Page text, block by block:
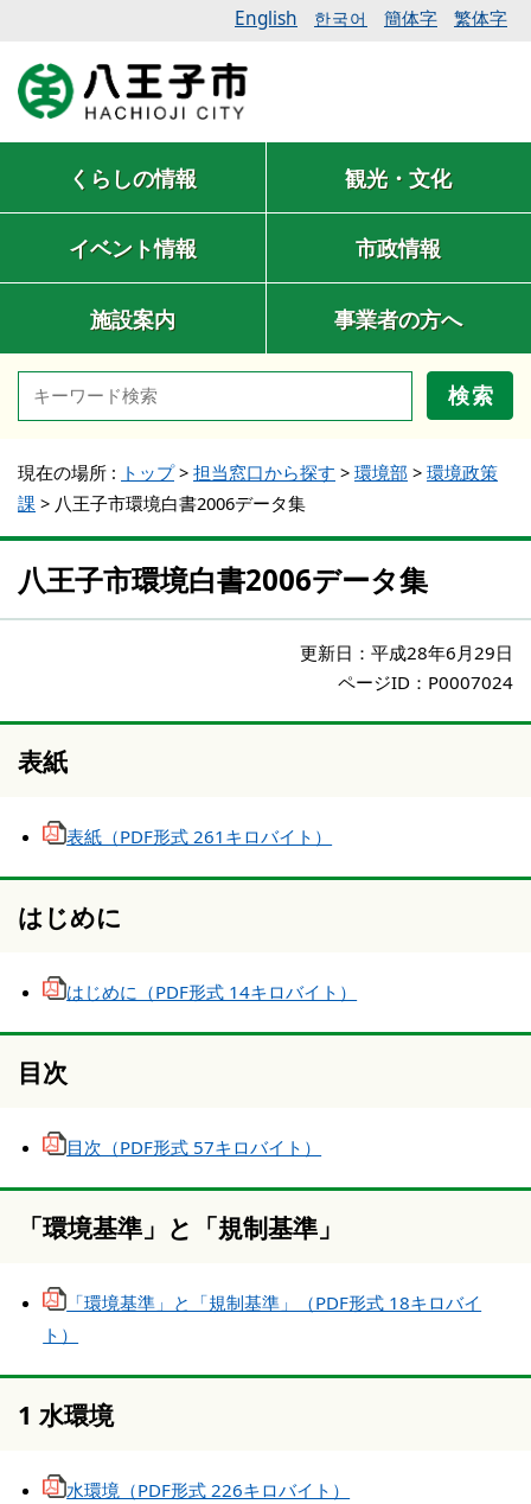
English 한국어 簡体字 繁体字
くらしの情報 観光・文化
イベント情報 市政情報
施設案内 事業者の方へ
検索
現在の場所 : トップ> 担当窓口から探す > 環境部 > 環境政策
課 > 八王子市環境白書2006データ集
八王子市環境白書2006データ集
更新日： 平成28年6月29日
ページID：P0007024
表紙
表紙（PDF形式 261キロバイト）
はじめに
はじめに（PDF形式 14キロバイト）
目次
目次（PDF形式 57キロバイト）
「環境基準」と「規制基準」
「環境基準」と「規制基準」（PDF形式 18キロバイ
ト）
1 水環境
水環境（PDF形式 226キロバイト）